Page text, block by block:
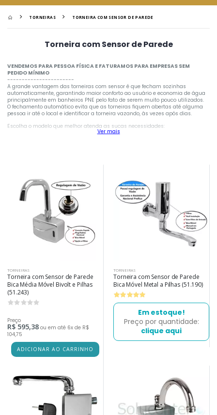
TORNEIRAS TORNEIRA COM SENSOR DE PAREDE
Torneira com Sensor de Parede
VENDEMOS PARA PESSOA FÍSICA E FATURAMOS PARA EMPRESAS SEM
PEDIDO MÍNIMO
-----------------------
A grande vantagem das torneiras com sensor é que fecham sozinhas
automaticamente, garantindo maior conforto ao usuário e economia de água
principalmente em banheiros PNE pelo fato de serem muito pouco utilizados.
O fechamento automático evita que as torneiras fiquem abertas até alguma
pessoa ir até o local e identificar a torneira vazando, às vezes após dias.
Escolha o modelo que melhor atenda as sucas necessidades:
Ver mais
TORNEIRAS
Torneira com Sensor de Parede
Bica Média Móvel Bivolt e Pilhas
(51.243)
Preço
R$ 595,38 ou em até 6x de R$
104,75
ADICIONAR AO CARRINHO
TORNEIRAS
Torneira com Sensor de Parede
Bica Móvel Metal a Pilhas (51.190)
Em estoque!
Preço por quantidade:
clique aqui